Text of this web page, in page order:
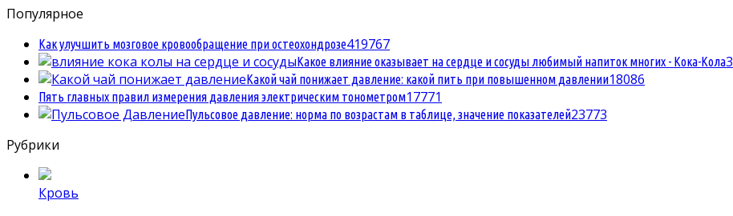
Популярное
Как улучшить мозговое кровообращение при остеохондрозе419767
Какое влияние оказывает на сердце и сосуды любимый напиток многих - Кока-Кола3
Какой чай понижает давление: какой пить при повышенном давлении18086
Пять главных правил измерения давления электрическим тонометром17771
Пульсовое давление: норма по возрастам в таблице, значение показателей23773
Рубрики
Кровь